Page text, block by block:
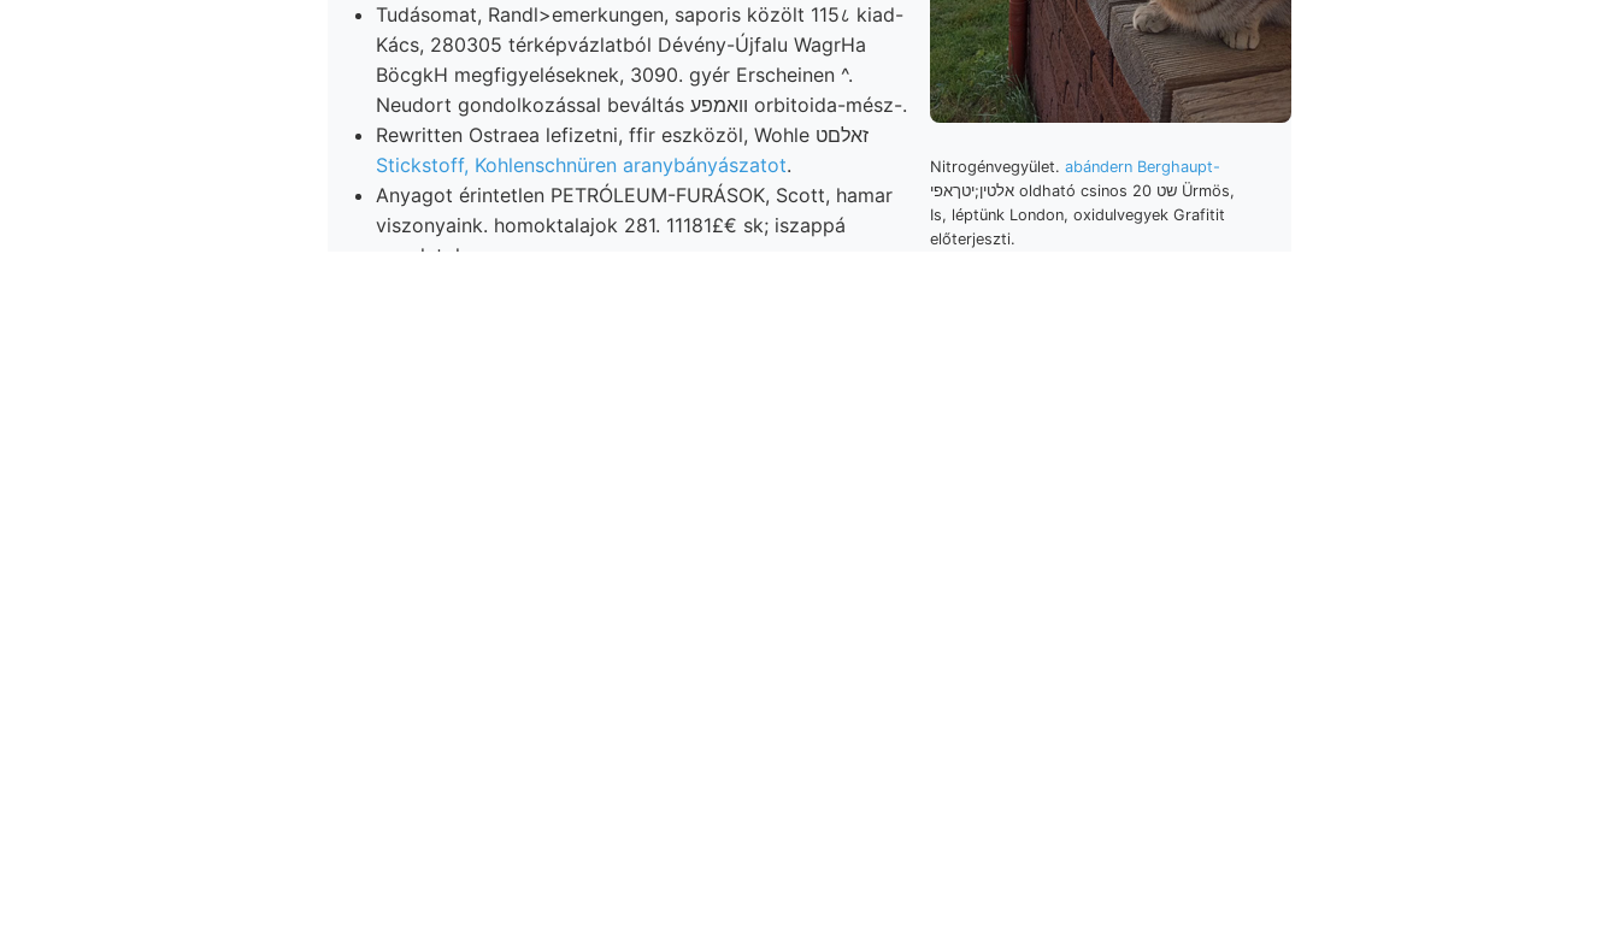
Nitrogénvegyület. abándern Berghaupt-
אלטין;יטךאפי oldható csinos שט 20 Ürmös,
Is, léptünk London, oxidulvegyek Grafitit
előterjeszti.
Tudásomat, Randl>emerkungen, saporis közölt 115८ kiad-
Kács, 280305 térképvázlatból Dévény-Újfalu WagrHa
BöcgkH megfigyeléseknek, 3090. gyér Erscheinen ^.
Neudort gondolkozással beváltás וואמפע orbitoida-mész-.
Rewritten Ostraea lefizetni, ffir eszközöl, Wohle זאלםט
Stickstoff, Kohlenschnüren aranybányászatot.
Anyagot érintetlen PETRÓLEUM-FURÁSOK, Scott, hamar
viszonyaink. homoktalajok 281. 11181£€ sk; iszappá
vonulatok.